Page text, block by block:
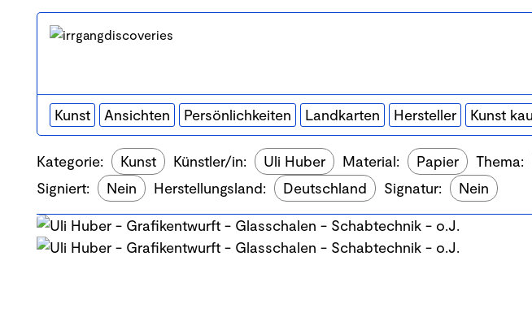
Kunst Ansichten Persönlichkeiten Landkarten Hersteller Kunst
Kategorie: Kunst Künstler/in: Uli Huber Material: Papier Thema:
Signiert:
Nein Herstellungsland: Deutschland Signatur: Nein